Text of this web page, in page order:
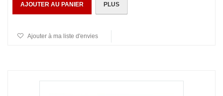
AJOUTER AU PANIER PLUS
Ajouter à ma liste d'envies